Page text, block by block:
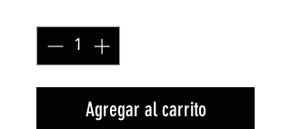
Agregar al carrito